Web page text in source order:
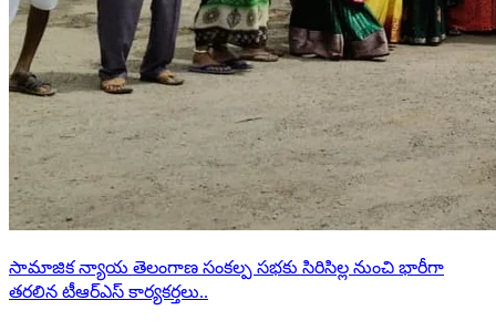
సామాజిక న్యాయ తెలంగాణ సంకల్ప సభకు సిరిసిల్ల నుంచి భారీగా
తరలిన టీఆర్ఎస్ కార్యకర్తలు..